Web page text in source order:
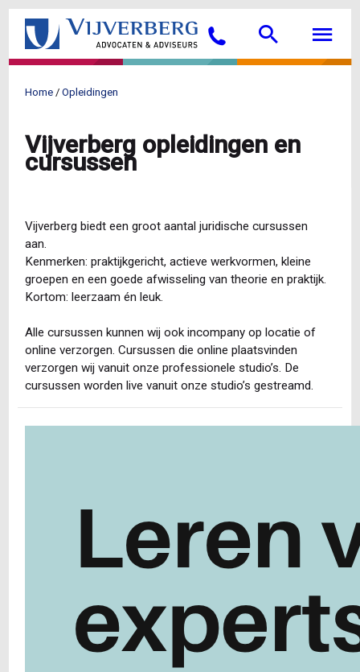
Overslaan
de
gaan
Bellen Search
Home Opleidingen
Vijverberg opleidingen en
cursussen
Vijverberg biedt een groot aantal juridische cursussen
aan.
Kenmerken: praktijkgericht, actieve werkvormen, kleine
groepen en een goede afwisseling van theorie en praktijk.
Kortom: leerzaam én leuk.
Alle cursussen kunnen wij ook incompany op locatie of
online verzorgen. Cursussen die online plaatsvinden
verzorgen wij vanuit onze professionele studio’s. De
cursussen worden live vanuit onze studio’s gestreamd.